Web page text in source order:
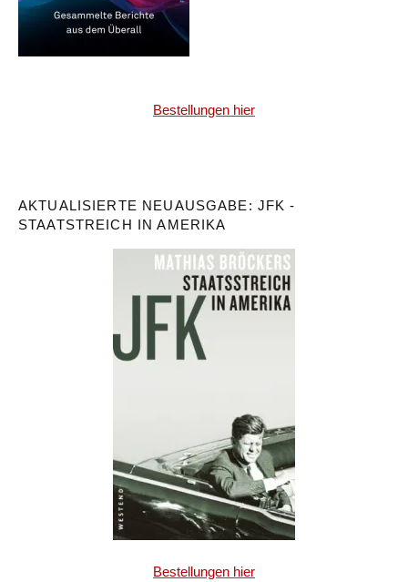
Bestellungen hier
AKTUALISIERTE NEUAUSGABE: JFK -
STAATSTREICH IN AMERIKA
Bestellungen hier